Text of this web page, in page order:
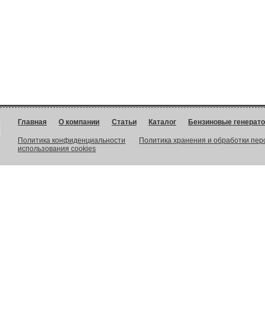
Главная О компании Статьи Каталог Бензиновые
Политика конфиденциальности
Политика хранения и обработки
использования cookies